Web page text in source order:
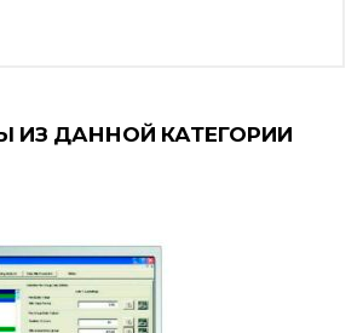
ИЗ ДАННОЙ КАТЕГОРИИ